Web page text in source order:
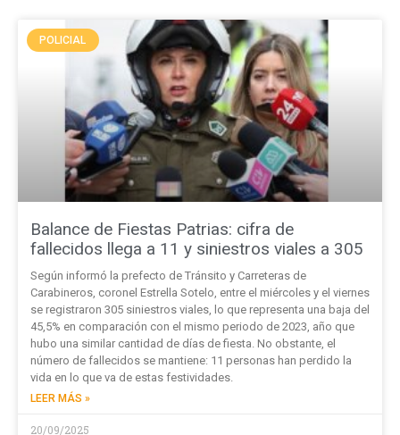
POLICIAL
Balance de Fiestas Patrias: cifra de
fallecidos llega a 11 y siniestros viales a 305
Según informó la prefecto de Tránsito y Carreteras de
Carabineros, coronel Estrella Sotelo, entre el miércoles y el viernes
se registraron 305 siniestros viales, lo que representa una baja del
45,5% en comparación con el mismo periodo de 2023, año que
hubo una similar cantidad de días de fiesta. No obstante, el
número de fallecidos se mantiene: 11 personas han perdido la
vida en lo que va de estas festividades.
LEER MÁS »
20/09/2025